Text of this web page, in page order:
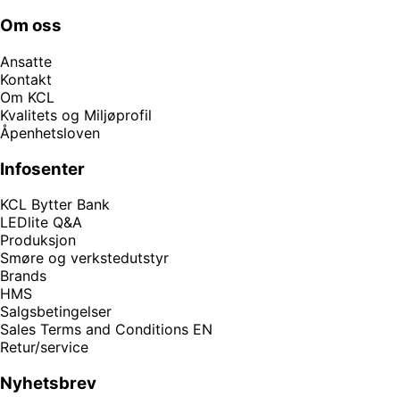
Om oss
Ansatte
Kontakt
Om KCL
Kvalitets og Miljøprofil
Åpenhetsloven
Infosenter
KCL Bytter Bank
LEDlite Q&A
Produksjon
Smøre og verkstedutstyr
Brands
HMS
Salgsbetingelser
Sales Terms and Conditions EN
Retur/service
Nyhetsbrev